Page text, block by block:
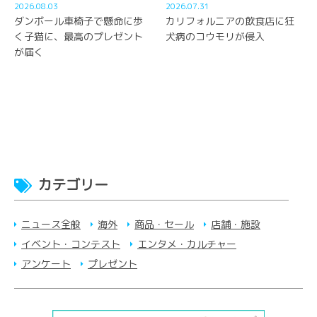
2026.08.03
ダンボール車椅子で懸命に歩
く子猫に、最高のプレゼント
が届く
2026.07.31
カリフォルニアの飲食店に狂
犬病のコウモリが侵入
カテゴリー
ニュース全般 海外 商品・セール
店舗・施設
イベント・コンテスト
エンタメ・カルチャー
アンケート
プレゼント